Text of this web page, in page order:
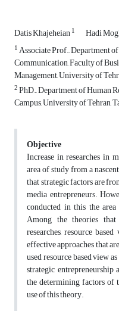
Datis Khajeheian1 Hadi
1Associate Prof., Department
Communication, Faculty of
Management, University of
2PhD., Department of Human
Campus, University of Tehran,
Objective
Increase in researches in
area of study from a
that strategic factors are
media entrepreneurs.
conducted in this the
Among the theories
researches, resource
effective approaches that
used resource based view
strategic
the determining factors of
use of this theory.